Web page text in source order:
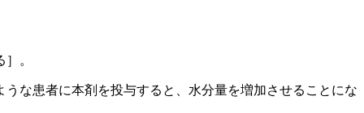
。
な患者に本剤を投与すると、水分量を増加させることにな